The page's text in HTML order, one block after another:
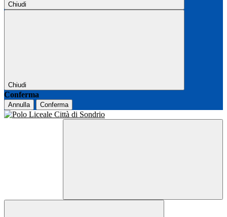
Chiudi
Chiudi
Conferma
Annulla Conferma